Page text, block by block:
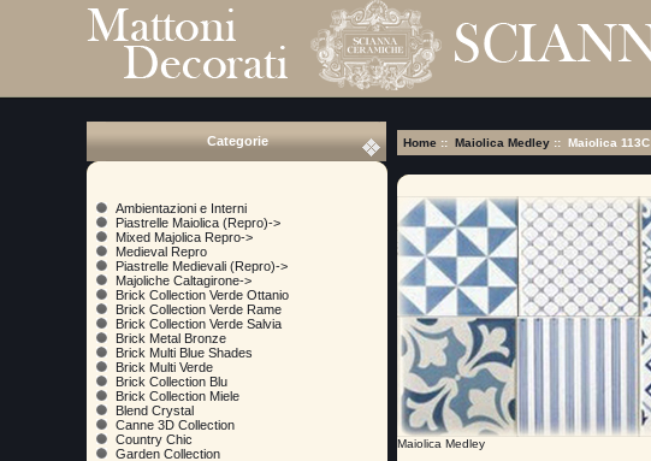
Categorie
Ambientazioni e Interni
Piastrelle Maiolica (Repro)->
Mixed Majolica Repro->
Medieval Repro
Piastrelle Medievali (Repro)->
Majoliche Caltagirone->
Brick Collection Verde Ottanio
Brick Collection Verde Rame
Brick Collection Verde Salvia
Brick Metal Bronze
Brick Multi Blue Shades
Brick Multi Verde
Brick Collection Blu
Brick Collection Miele
Blend Crystal
Canne 3D Collection
Country Chic
Garden Collection
Home :: Maiolica Medley:: Maiolica 113C
Maiolica Medley